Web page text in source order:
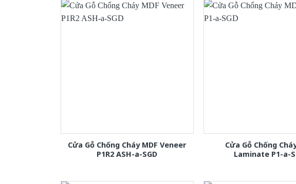
Cửa Gỗ Chống Cháy MDF Veneer
P1R2 ASH-a-SGD
Cửa Gỗ Chống
Laminate P1-a-